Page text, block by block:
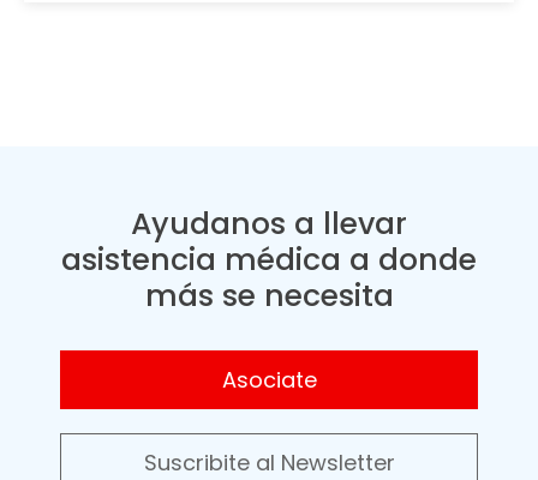
Ayudanos a llevar
asistencia médica a donde
más se necesita
Asociate
Suscribite al Newsletter